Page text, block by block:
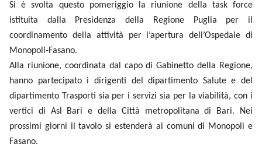
Si è svolta questo pomeriggio la riunione della task force
istituita dalla Presidenza della Regione Puglia per il
coordinamento della attività per l’apertura dell’Ospedale di
Monopoli-Fasano.
Alla riunione, coordinata dal capo di Gabinetto della Regione,
hanno partecipato i dirigenti del dipartimento Salute e del
dipartimento Trasporti sia per i servizi sia per la viabilità, con i
vertici di Asl Bari e della Città metropolitana di Bari. Nei
prossimi giorni il tavolo si estenderà ai comuni di Monopoli e
Fasano.